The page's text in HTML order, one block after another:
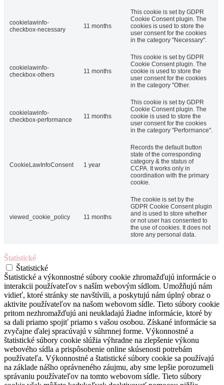
cookielawinfo-
checkbox-necessary
11 months
This cookie is set by GDPR
Cookie Consent plugin. The
cookies is used to store the
user consent for the cookies
in the category "Necessary".
cookielawinfo-
checkbox-others
11 months
This cookie is set by GDPR
Cookie Consent plugin. The
cookie is used to store the
user consent for the cookies
in the category "Other.
cookielawinfo-
checkbox-performance
11 months
This cookie is set by GDPR
Cookie Consent plugin. The
cookie is used to store the
user consent for the cookies
in the category "Performance".
CookieLawInfoConsent 1 year
Records the default button
state of the corresponding
category & the status of
CCPA. It works only in
coordination with the primary
cookie.
viewed_cookie_policy 11 months
The cookie is set by the
GDPR Cookie Consent plugin
and is used to store whether
or not user has consented to
the use of cookies. It does not
store any personal data.
Štatistické
Štatistické
Štatistické a výkonnostné súbory cookie zhromažďujú informácie o
interakcii používateľov s naším webovým sídlom. Umožňujú nám
vidieť, ktoré stránky ste navštívili, a poskytujú nám úplný obraz o
aktivite používateľov na našom webovom sídle. Tieto súbory cookie
pritom nezhromažďujú ani neukladajú žiadne informácie, ktoré by
sa dali priamo spojiť priamo s vašou osobou. Získané informácie sa
zvyčajne ďalej spracúvajú v súhrnnej forme. Výkonnostné a
štatistické súbory cookie slúžia výhradne na zlepšenie výkonu
webového sídla a prispôsobenie online skúsenosti potrebám
používateľa. Výkonnostné a štatistické súbory cookie sa používajú
na základe nášho oprávneného záujmu, aby sme lepšie porozumeli
správaniu používateľov na tomto webovom sídle. Tieto súbory